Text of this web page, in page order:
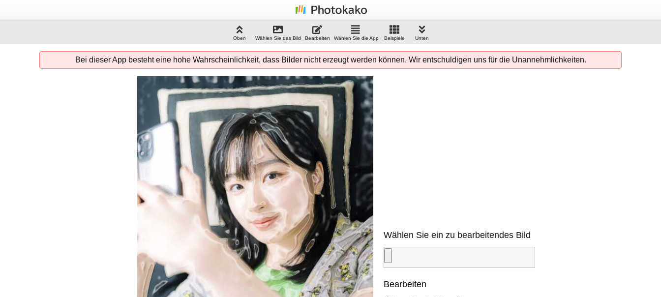
Oben Wählen Sie das Bild Bearbeiten Wählen Sie die App Beispiele Unten
Bei dieser App besteht eine hohe Wahrscheinlichkeit, dass Bilder nicht erzeugt werden können. Wir entschuldigen uns für die Unannehmlichkeiten.
Wählen Sie ein zu bearbeitendes Bild
Bearbeiten